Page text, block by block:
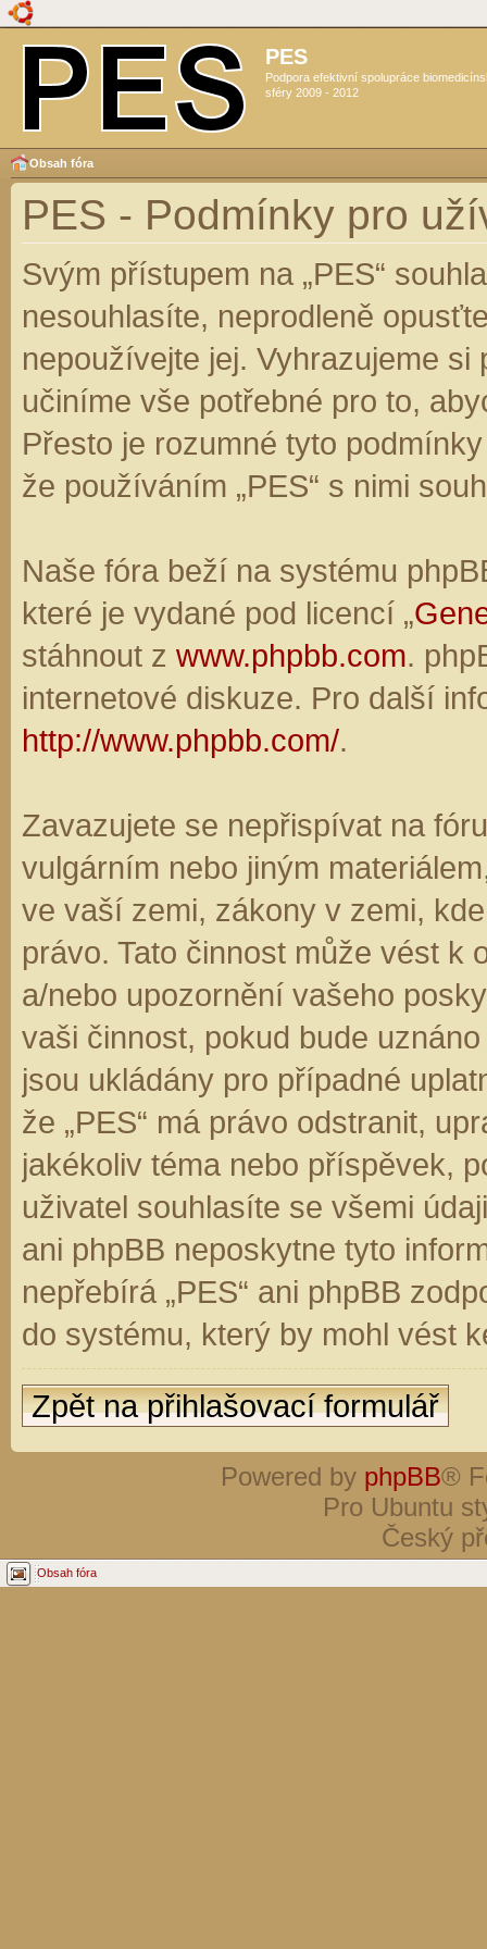
PES
Podpora efektivní spolupráce
sféry 2009 - 2012
Obsah fóra
PES - Podmínky pro
Svým přístupem na „PES“
nesouhlasíte, neprodleně
nepoužívejte jej. Vyhrazujeme
učiníme vše potřebné pro to,
Přesto je rozumné tyto
že používáním „PES“ s nimi
Naše fóra beží na systému
které je vydané pod licencí „
stáhnout z www.phpbb.com.
internetové diskuze. Pro další
http://www.phpbb.com/.
Zavazujete se nepřispívat na
vulgárním nebo jiným
ve vaší zemi, zákony v zemi,
právo. Tato činnost může vést k
a/nebo upozornění vašeho
vaši činnost, pokud bude
jsou ukládány pro případné
že „PES“ má právo odstranit,
jakékoliv téma nebo příspěvek,
uživatel souhlasíte se všemi
ani phpBB neposkytne tyto
nepřebírá „PES“ ani phpBB
do systému, který by mohl vést
Zpět na přihlašovací formulář
Powered by phpBB®
Pro Ubuntu
Český
Obsah fóra